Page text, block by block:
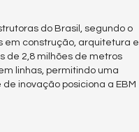
do Brasil, segundo o
em construção, arquitetura e
de 2,8 milhões de metros
linhas, permitindo uma
inovação posiciona a EBM